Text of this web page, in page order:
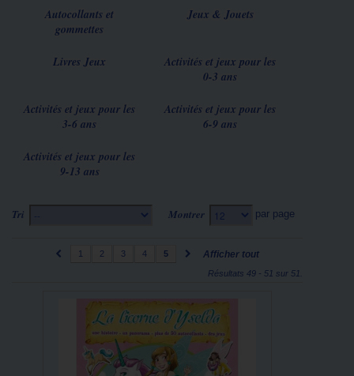
Autocollants et
gommettes
Jeux & Jouets
Livres Jeux
Activités et jeux pour les
0-3 ans
Activités et jeux pour les
3-6 ans
Activités et jeux pour les
6-9 ans
Activités et jeux pour les
9-13 ans
Tri -- Montrer 12 par page
Afficher tout
1 2 3 4 5
Résultats 49 - 51 sur 51.